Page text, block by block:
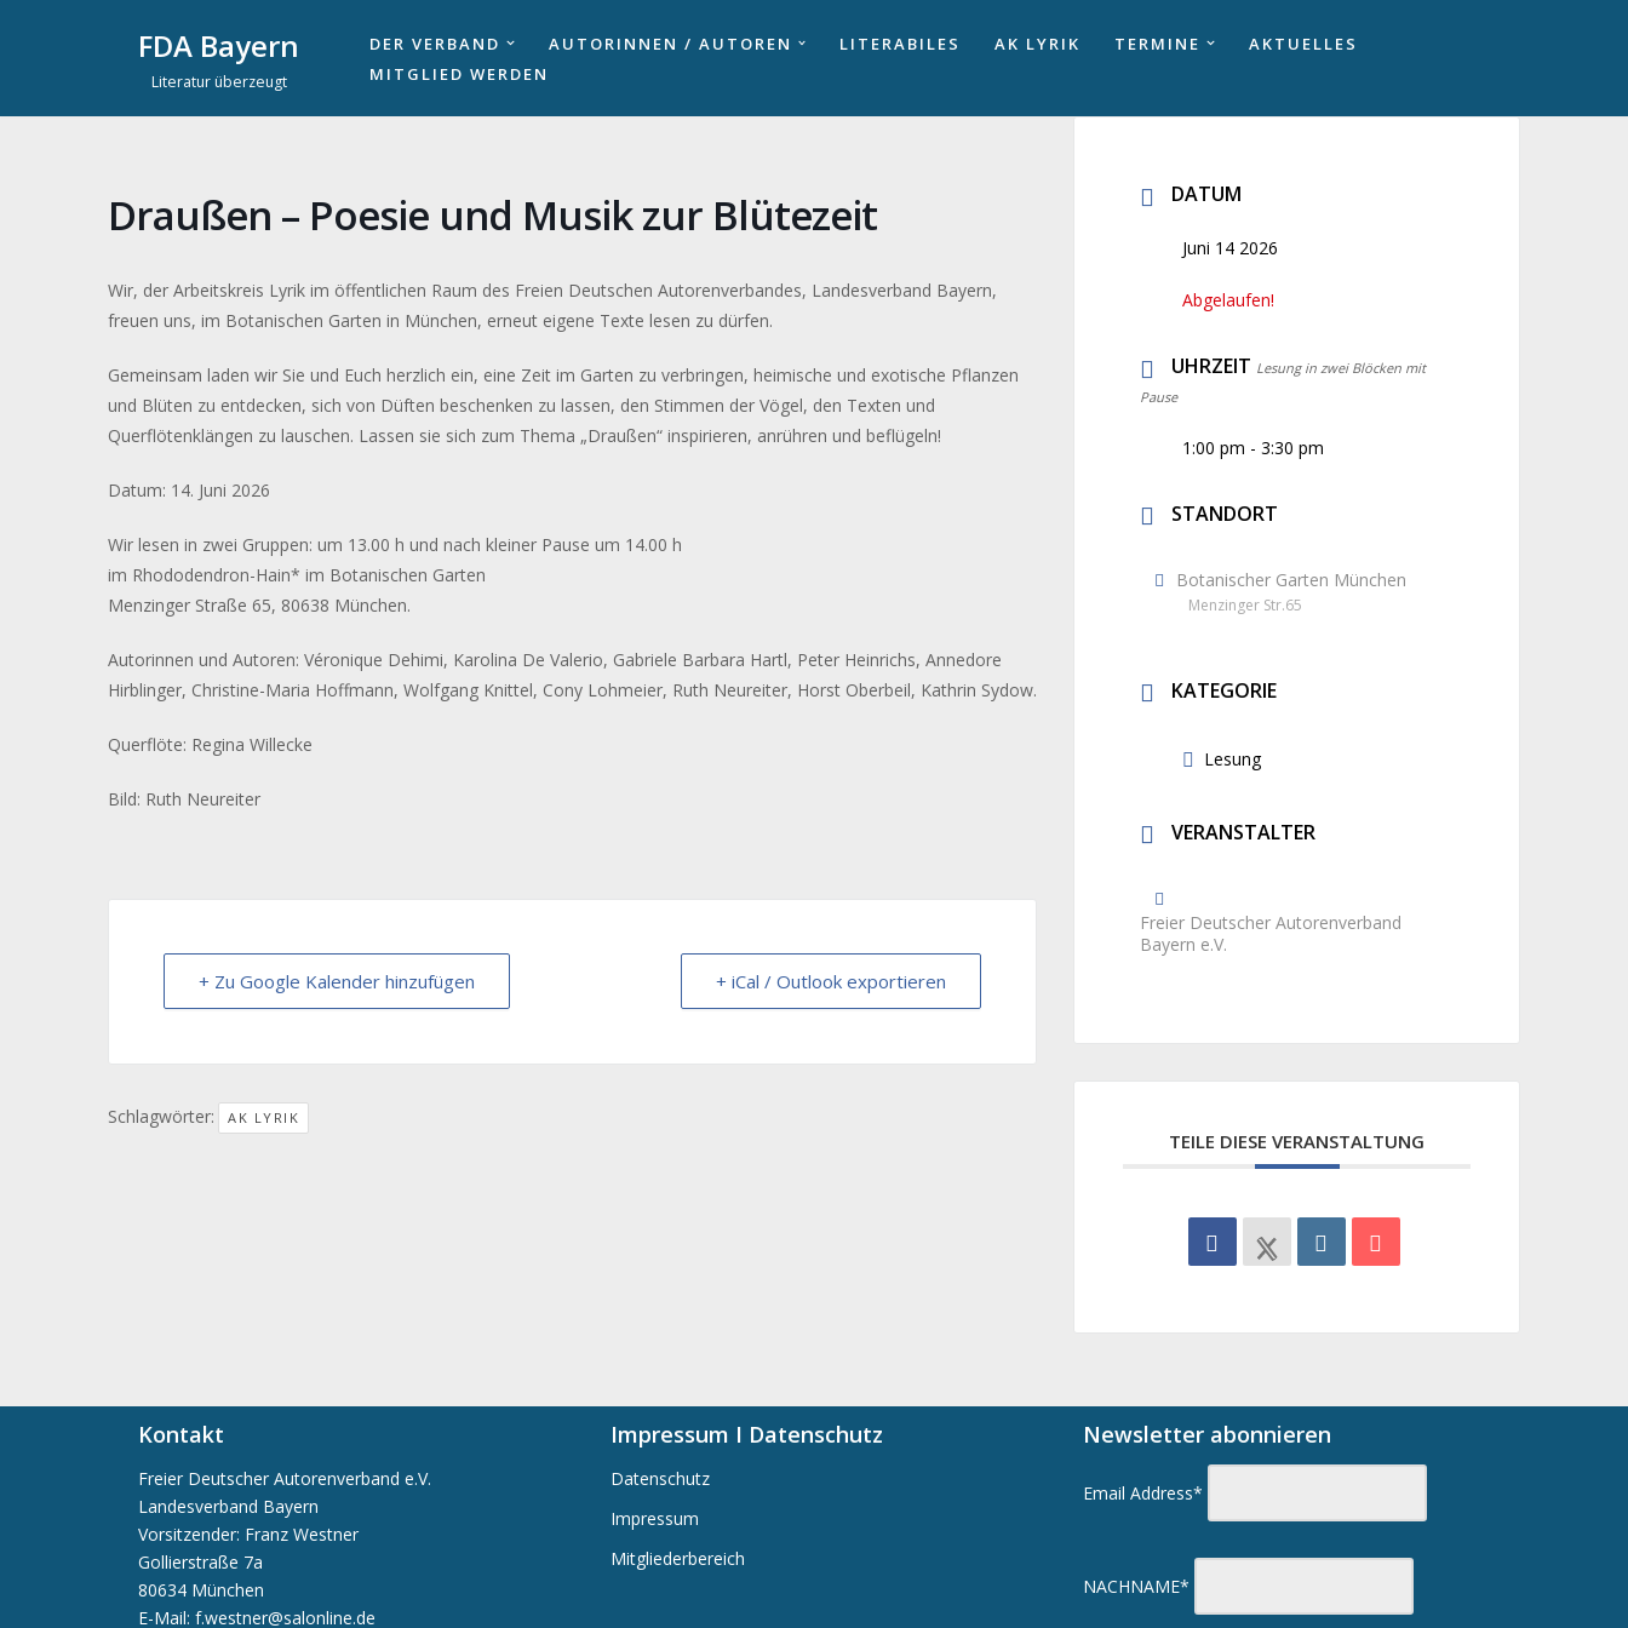
springen
FDA Bayern
Literatur überzeugt
DER VERBAND AUTORINNEN / AUTOREN LITERABILES AK LYRIK TERMINE
AKTUELLES
MITGLIED WERDEN
Draußen – Poesie und Musik zur Blütezeit
Wir, der Arbeitskreis Lyrik im öffentlichen Raum des Freien Deutschen Autorenverbandes, Landesverband Bayern,
freuen uns, im Botanischen Garten in München, erneut eigene Texte lesen zu dürfen.
Gemeinsam laden wir Sie und Euch herzlich ein, eine Zeit im Garten zu verbringen, heimische und exotische Pflanzen
und Blüten zu entdecken, sich von Düften beschenken zu lassen, den Stimmen der Vögel, den Texten und
Querflötenklängen zu lauschen. Lassen sie sich zum Thema „Draußen“ inspirieren, anrühren und beflügeln!
Datum: 14. Juni 2026
Wir lesen in zwei Gruppen: um 13.00 h und nach kleiner Pause um 14.00 h
im Rhododendron-Hain* im Botanischen Garten
Menzinger Straße 65, 80638 München.
Autorinnen und Autoren: Véronique Dehimi, Karolina De Valerio, Gabriele Barbara Hartl, Peter Heinrichs, Annedore
Hirblinger, Christine-Maria Hoffmann, Wolfgang Knittel, Cony Lohmeier, Ruth Neureiter, Horst Oberbeil, Kathrin Sydow.
Querflöte: Regina Willecke
Bild: Ruth Neureiter
+ Zu Google Kalender hinzufügen + iCal / Outlook exportieren
Schlagwörter: AK LYRIK
DATUM
Juni 14 2026
Abgelaufen!
UHRZEIT Lesung in zwei Blöcken mit
Pause
1:00 pm - 3:30 pm
STANDORT
Botanischer Garten München
Menzinger Str.65
KATEGORIE
Lesung
VERANSTALTER
Freier Deutscher Autorenverband
Bayern e.V.
TEILE DIESE VERANSTALTUNG
Kontakt
Freier Deutscher Autorenverband e.V.
Landesverband Bayern
Vorsitzender: Franz Westner
Gollierstraße 7a
80634 München
E-Mail: f.westner@salonline.de
Impressum I Datenschutz
Datenschutz
Impressum
Mitgliederbereich
Newsletter abonnieren
Email Address*
NACHNAME*